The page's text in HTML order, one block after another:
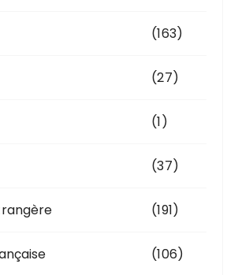
(163)
(27)
(1)
(37)
(191)
(106)